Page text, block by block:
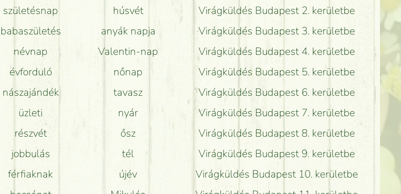
a lehető legtovább friss a csokor?
koszorút vásárolni boltban?
születésnap
babaszületés
névnap
évforduló
nászajándék
üzleti
részvét
jobbulás
férfiaknak
húsvét
anyák napja
Valentin-nap
nőnap
tavasz
nyár
ősz
tél
újév
Virágküldés Budapest 2. kerületbe
Virágküldés Budapest 3. kerületbe
Virágküldés Budapest 4. kerületbe
Virágküldés Budapest 5. kerületbe
Virágküldés Budapest 6. kerületbe
Virágküldés Budapest 7. kerületbe
Virágküldés Budapest 8. kerületbe
Virágküldés Budapest 9. kerületbe
Virágküldés Budapest 10. kerületbe